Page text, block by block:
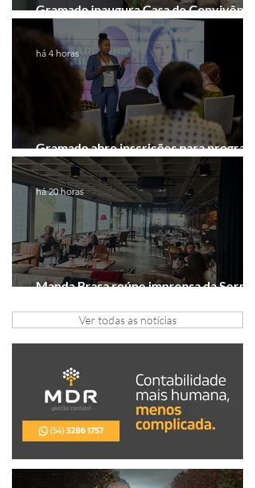
Gramado inaugura Casa de Convivência
dedicada às mulheres
Gramado abre inscrições para programa
gratuito de inovação
há 4 horas
Manda Brasa reúne imprensa da Serra
há 20 horas
Ver todas as notícias